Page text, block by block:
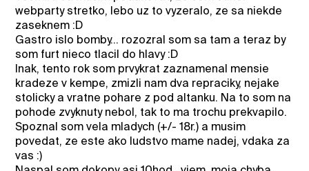
webparty stretko, lebo uz to vyzeralo, ze sa niekde
zaseknem :D
Gastro islo bomby... rozozral som sa tam a teraz by
som furt nieco tlacil do hlavy :D
Inak, tento rok som prvykrat zaznamenal mensie
kradeze v kempe, zmizli nam dva repraciky, nejake
stolicky a vratne pohare z pod altanku. Na to som na
pohode zvyknuty nebol, tak to ma trochu prekvapilo.
Spoznal som vela mladych (+/- 18r.) a musim
povedat, ze este ako ludstvo mame nadej, vdaka za
vas :)